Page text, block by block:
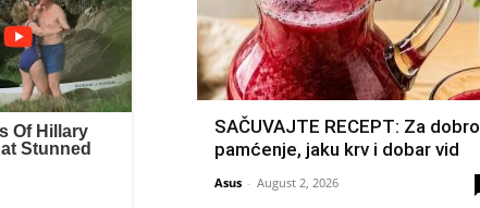
SAČUVAJTE RECEPT: Za dobro
pamćenje, jaku krv i dobar vid
Asus - August 2, 2026